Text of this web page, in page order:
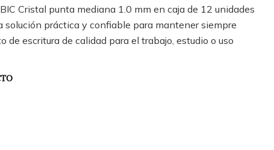
Cristal punta mediana 1.0 mm en caja de 12 unidades
solución práctica y confiable para mantener siempre
de escritura de calidad para el trabajo, estudio o uso